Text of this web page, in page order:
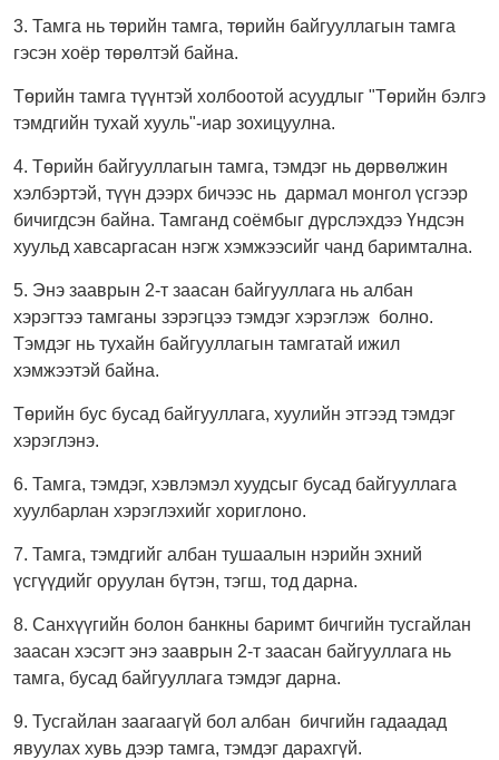
3. Тамга нь төрийн тамга, төрийн байгууллагын тамга
гэсэн хоёр төрөлтэй байна.
Төрийн тамга түүнтэй холбоотой асуудлыг "Төрийн бэлгэ
тэмдгийн тухай хууль"-иар зохицуулна.
4. Төрийн байгууллагын тамга, тэмдэг нь дөрвөлжин
хэлбэртэй, түүн дээрх бичээс нь дармал монгол үсгээр
бичигдсэн байна. Тамганд соёмбыг дүрслэхдээ Үндсэн
хуульд хавсаргасан нэгж хэмжээсийг чанд баримтална.
5. Энэ зааврын 2-т заасан байгууллага нь албан
хэрэгтээ тамганы зэрэгцээ тэмдэг хэрэглэж болно.
Тэмдэг нь тухайн байгууллагын тамгатай ижил
хэмжээтэй байна.
Төрийн бус бусад байгууллага, хуулийн этгээд тэмдэг
хэрэглэнэ.
6. Тамга, тэмдэг, хэвлэмэл хуудсыг бусад байгууллага
хуулбарлан хэрэглэхийг хориглоно.
7. Тамга, тэмдгийг албан тушаалын нэрийн эхний
үсгүүдийг оруулан бүтэн, тэгш, тод дарна.
8. Санхүүгийн болон банкны баримт бичгийн тусгайлан
заасан хэсэгт энэ зааврын 2-т заасан байгууллага нь
тамга, бусад байгууллага тэмдэг дарна.
9. Тусгайлан заагаагүй бол албан бичгийн гадаадад
явуулах хувь дээр тамга, тэмдэг дарахгүй.